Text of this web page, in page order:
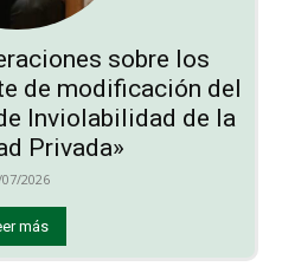
sobre los
de modificación del
Inviolabilidad de la
Privada»
2026
más